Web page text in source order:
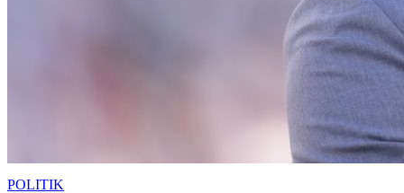
POLITIK